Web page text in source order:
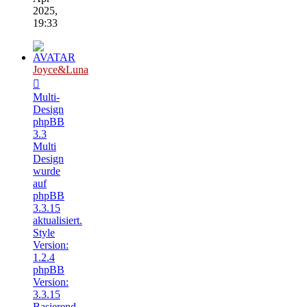
2025,
19:33
Joyce&Luna
Multi-
Design
phpBB
3.3
Multi
Design
wurde
auf
phpBB
3.3.15
aktualisiert.
Style
Version:
1.2.4
phpBB
Version:
3.3.15